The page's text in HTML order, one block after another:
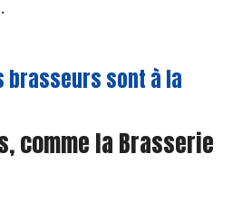
brasseurs sont à la
comme la Brasserie